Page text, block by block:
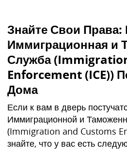
Знайте Свои Права:
Иммиграционная и
Служба
Enforcement (ICE))
Дома
Если к вам в дверь
Иммиграционной и
(Immigration and Customs
знайте, что у вас есть